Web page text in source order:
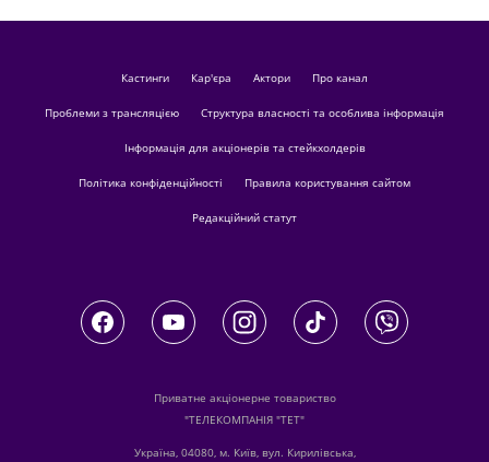
кастинги Кар'єра актори Про канал
Проблеми з трансляцією Структура власності та особлива інформація
Інформація для акціонерів та стейкхолдерів
Політика конфіденційності Правила користування сайтом
Редакційний статут
Приватне акціонерне товариство
"ТЕЛЕКОМПАНІЯ "ТЕТ"
Україна, 04080, м. Київ, вул. Кирилівська,